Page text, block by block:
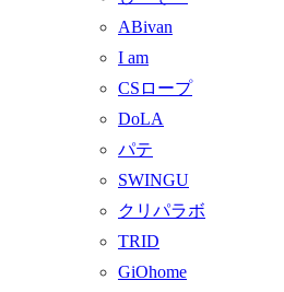
ABivan
I am
CSロープ
DoLA
パテ
SWINGU
クリパラボ
TRID
GiOhome